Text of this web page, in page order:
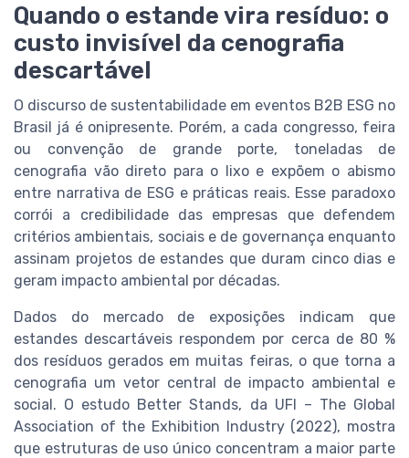
Quando o estande vira resíduo: o
custo invisível da cenografia
descartável
O discurso de sustentabilidade em eventos B2B ESG no
Brasil já é onipresente. Porém, a cada congresso, feira
ou convenção de grande porte, toneladas de
cenografia vão direto para o lixo e expõem o abismo
entre narrativa de ESG e práticas reais. Esse paradoxo
corrói a credibilidade das empresas que defendem
critérios ambientais, sociais e de governança enquanto
assinam projetos de estandes que duram cinco dias e
geram impacto ambiental por décadas.
Dados do mercado de exposições indicam que
estandes descartáveis respondem por cerca de 80 %
dos resíduos gerados em muitas feiras, o que torna a
cenografia um vetor central de impacto ambiental e
social. O estudo Better Stands, da UFI – The Global
Association of the Exhibition Industry (2022), mostra
que estruturas de uso único concentram a maior parte